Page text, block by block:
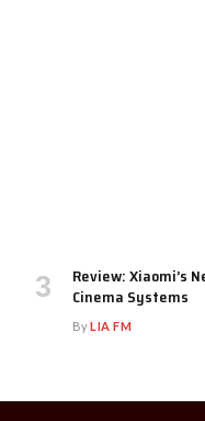
Review: Xiaomi’s
Cinema Systems
ByLIA FM